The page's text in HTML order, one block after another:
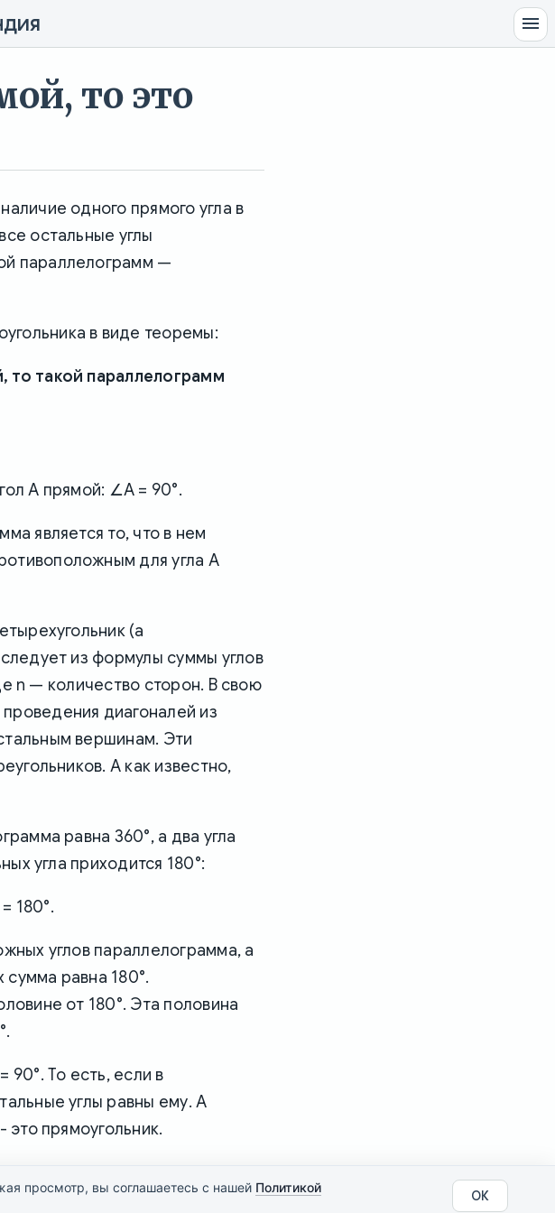
то это
одного прямого угла в
остальные углы
параллелограмм —
в виде теоремы:
то такой параллелограмм
A прямой: ∠A = 90°.
является то, что в нем
для угла A
(а
из формулы суммы углов
n — количество сторон. В свою
диагоналей из
вершинам. Эти
А как известно,
равна 360°, а два угла
угла приходится 180°:
180°.
углов параллелограмма, а
сумма равна 180°.
от 180°. Эта половина
90°. То есть, если в
углы равны ему. А
это прямоугольник.
просмотр, вы соглашаетесь с нашей Политикой
ОК